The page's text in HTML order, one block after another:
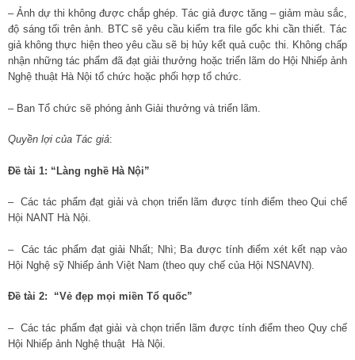
– Ảnh dự thi không được chắp ghép. Tác giả được tăng – giảm màu sắc,
độ sáng tối trên ảnh. BTC sẽ yêu cầu kiểm tra file gốc khi cần thiết. Tác
giả không thực hiện theo yêu cầu sẽ bị hủy kết quả cuộc thi. Không chấp
nhận những tác phẩm đã đạt giải thưởng hoặc triển lãm do Hội Nhiếp ảnh
Nghệ thuật Hà Nội tổ chức hoặc phối hợp tổ chức.
– Ban Tổ chức sẽ phóng ảnh Giải thưởng và triển lãm.
Quyền lợi của Tác giả:
Đề tài 1: “Làng nghề Hà Nội”
– Các tác phẩm đạt giải và chọn triển lãm được tính điểm theo Qui chế
Hội NANT Hà Nội.
– Các tác phẩm đạt giải Nhất; Nhì; Ba được tính điểm xét kết nạp vào
Hội Nghệ sỹ Nhiếp ảnh Việt Nam (theo quy chế của Hội NSNAVN).
Đề tài 2: “Vẻ đẹp mọi miền Tổ quốc”
– Các tác phẩm đạt giải và chọn triển lãm được tính điểm theo Quy chế
Hội Nhiếp ảnh Nghệ thuật Hà Nội.